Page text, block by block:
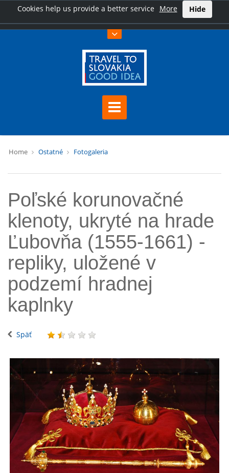
Cookies help us provide a better service More Hide
Home Ostatné Fotogaleria
Poľské korunovačné
klenoty, ukryté na hrade
Ľubovňa (1555-1661) -
repliky, uložené v
podzemí hradnej
kaplnky
Späť